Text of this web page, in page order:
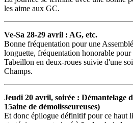
les aime aux GC.
Ve-Sa 28-29 avril : AG, etc.
Bonne fréquentation pour une
longuette, fréquentation honorable pour
Tabeillon en deux-roues suivie d'une
Champs.
Jeudi 20 avril, soirée : Démantelage
15aine de démolisseureuses)
Et donc épilogue définitif pour ce haut